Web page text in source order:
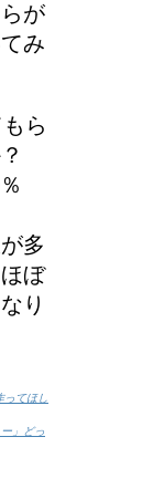
の？耳
おける
？
が
み
ら
多
ぼ
り
ってほし
」どっ